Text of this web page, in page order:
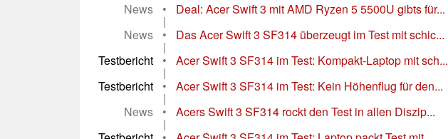
News
• Deal: Acer Swift 3 mit AMD Ryzen 5 5500U gibts für...
|
News
• Das Acer Swift 3 SF314 überzeugt im Test mit schic...
|
Testbericht
• Acer Swift 3 SF314 im Test: Kompakt-Laptop mit sch...
|
Testbericht
• Acer Swift 3 SF314 im Test: Kein Höhenflug für den...
|
News
• Acers Swift 3 SF314 rockt den Test in allen Diszip...
|